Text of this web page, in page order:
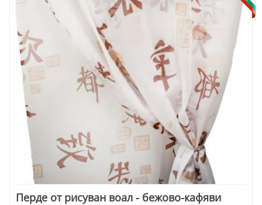
Перде от рисуван воал - бежово-кафяви